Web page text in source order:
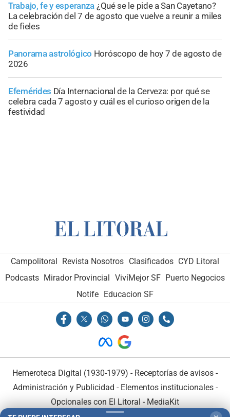
Trabajo, fe y esperanza ¿Qué se le pide a San Cayetano?
La celebración del 7 de agosto que vuelve a reunir a miles
de fieles
Panorama astrológico Horóscopo de hoy 7 de agosto de
2026
Efemérides Día Internacional de la Cerveza: por qué se
celebra cada 7 agosto y cuál es el curioso origen de la
festividad
Campolitoral Revista Nosotros Clasificados CYD Litoral
Podcasts Mirador Provincial VivíMejor SF Puerto Negocios
Notife Educacion SF
Hemeroteca Digital (1930-1979) - Receptorías de avisos -
Administración y Publicidad - Elementos institucionales-
Opcionales con El Litoral - MediaKit